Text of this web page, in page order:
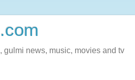
gulmi news, music, movies and tv